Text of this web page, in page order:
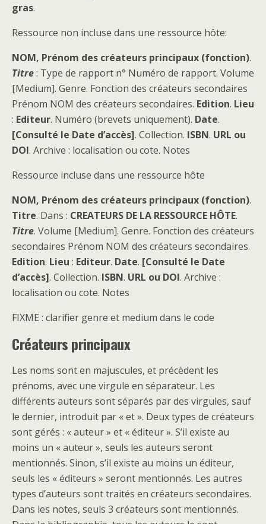
gras.
Ressource non incluse dans une ressource hôte:
NOM, Prénom des créateurs principaux (fonction).
Titre: Type de rapport n° Numéro de rapport. Volume
[Medium]. Genre. Fonction des créateurs secondaires
Prénom NOM des créateurs secondaires. Edition. Lieu
: Editeur. Numéro (brevets uniquement). Date.
[Consulté le Date d’accès]. Collection. ISBN. URL ou
DOI. Archive : localisation ou cote. Notes
Ressource incluse dans une ressource hôte
NOM, Prénom des créateurs principaux (fonction).
Titre. Dans : CREATEURS DE LA RESSOURCE HÔTE.
Titre. Volume [Medium]. Genre. Fonction des créateurs
secondaires Prénom NOM des créateurs secondaires.
Edition. Lieu : Editeur. Date. [Consulté le Date
d’accès]. Collection. ISBN. URL ou DOI. Archive :
localisation ou cote. Notes
FIXME : clarifier genre et medium dans le code
Créateurs principaux
Les noms sont en majuscules, et précèdent les
prénoms, avec une virgule en séparateur. Les
différents auteurs sont séparés par des virgules, sauf
le dernier, introduit par « et ». Deux types de créateurs
sont gérés : « auteur » et « éditeur ». S’il existe au
moins un « auteur », seuls les auteurs seront
mentionnés. Sinon, s’il existe au moins un éditeur,
seuls les « éditeurs » seront mentionnés. Les autres
types d’auteurs sont traités en créateurs secondaires.
Dans les notes, seuls 3 créateurs sont mentionnés.